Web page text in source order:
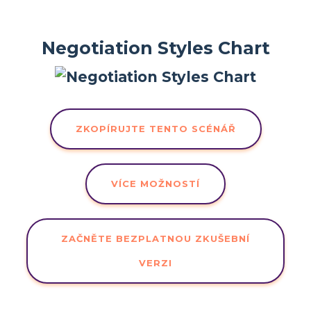
Negotiation Styles Chart
ZKOPÍRUJTE TENTO SCÉNÁŘ
VÍCE MOŽNOSTÍ
ZAČNĚTE BEZPLATNOU ZKUŠEBNÍ
VERZI